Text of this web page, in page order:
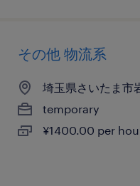
その他 物流系
埼玉県さいたま市
temporary
¥1400.00 per